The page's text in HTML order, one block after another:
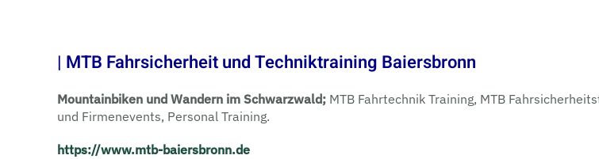
| MTB Fahrsicherheit und Techniktraining Baiersbronn
Mountainbiken und Wandern im Schwarzwald; MTB Fahrtechnik Training, MTB
und Firmenevents, Personal Training.
https://www.mtb-baiersbronn.de